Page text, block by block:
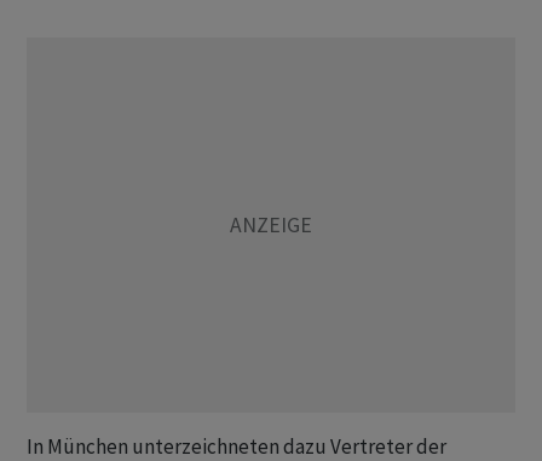
In München unterzeichneten dazu Vertreter der